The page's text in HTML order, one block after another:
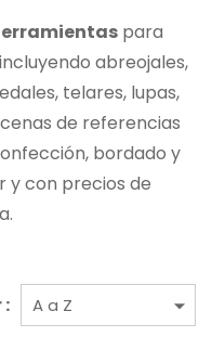
para
abreojales,
telares, lupas,
de referencias
bordado y
y con precios de
: